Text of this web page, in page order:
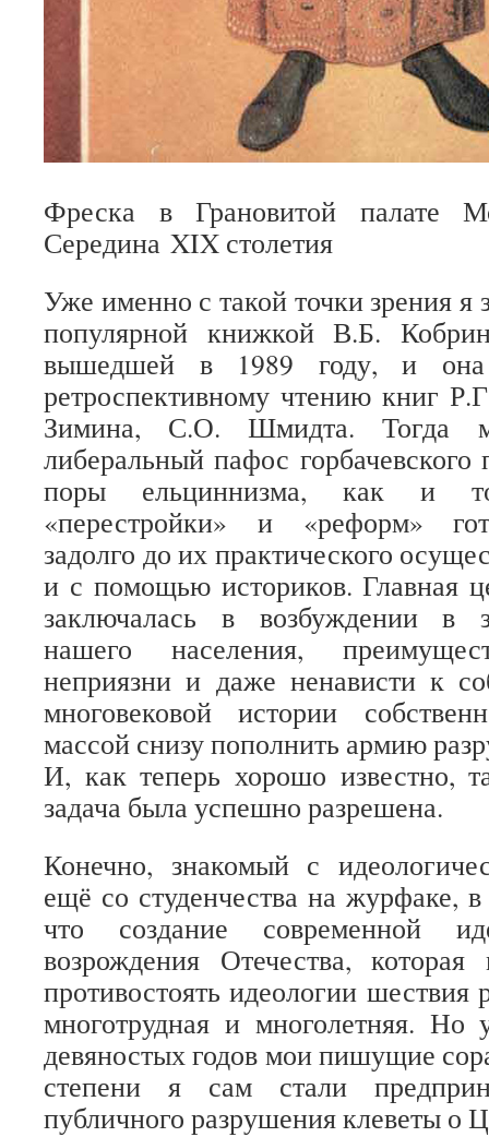
Фреска в Грановитой палате
Середина XIX столетия
Уже именно с такой точки зрения я
популярной книжкой В.Б.
вышедшей в 1989 году, и
ретроспективному чтению книг
Зимина, С.О. Шмидта. Тогда
либеральный пафос горбачевского
поры ельциннизма, как и
«перестройки» и «реформ»
задолго до их практического
и с помощью историков. Главная
заключалась в возбуждении в
нашего населения,
неприязни и даже ненависти к
многовековой истории
массой снизу пополнить армию
И, как теперь хорошо известно,
задача была успешно разрешена.
Конечно, знакомый с
ещё со студенчества на журфаке,
что создание современной
возрождения Отечества,
противостоять идеологии шествия
многотрудная и многолетняя.
девяностых годов мои пишущие
степени я сам стали
публичного разрушения клеветы о